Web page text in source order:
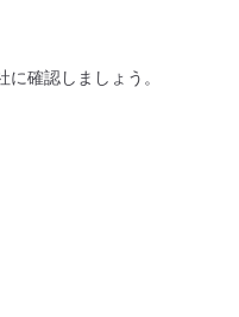
確認しましょう。